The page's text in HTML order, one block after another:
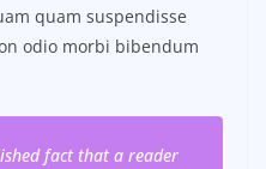
quam suspendisse
odio morbi bibendum
fact that a reader